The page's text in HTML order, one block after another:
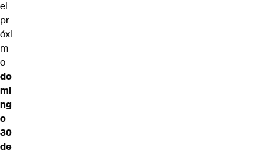
el
pr
óxi
m
o
do
mi
ng
o
30
de